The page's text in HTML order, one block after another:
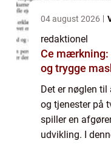
04 august 2026
redaktionel
Ce mærkning:
og trygge
Det er nøglen til
og tjenester på
spiller en
udvikling. I